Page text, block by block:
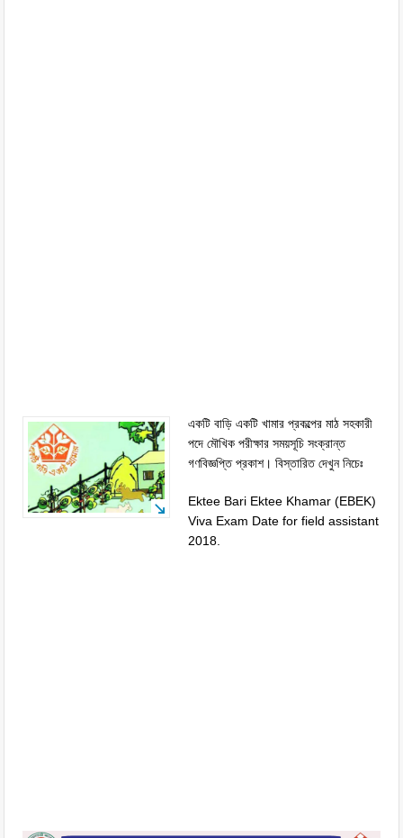
একটি বাড়ি একটি খামার প্রকল্পের মাঠ সহকারী
পদে মৌখিক পরীক্ষার সময়সূচি সংক্রান্ত
গণবিজ্ঞপ্তি প্রকাশ। বিস্তারিত দেখুন নিচেঃ
Ektee Bari Ektee Khamar (EBEK)
Viva Exam Date for field assistant
2018.